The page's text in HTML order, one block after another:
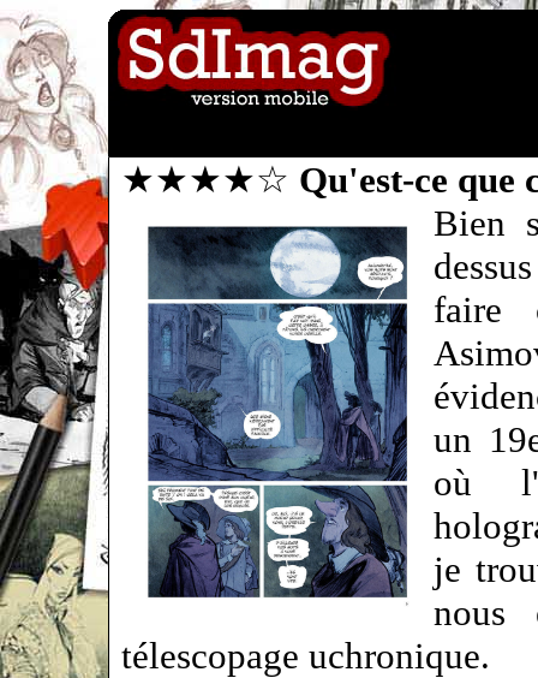
★★★★☆ Qu'est-ce que
Bien
faire
un
où
je
nous
télescopage uchronique.